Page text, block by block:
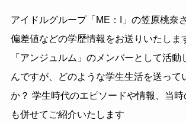
アイドルグループ「ME：I」の笠原桃奈
偏差値などの学歴情報をお送りいたしま
「アンジュルム」のメンバーとして活動
んですが、どのような学生生活を送って
か？ 学生時代のエピソードや情報、当
も併せてご紹介いたします